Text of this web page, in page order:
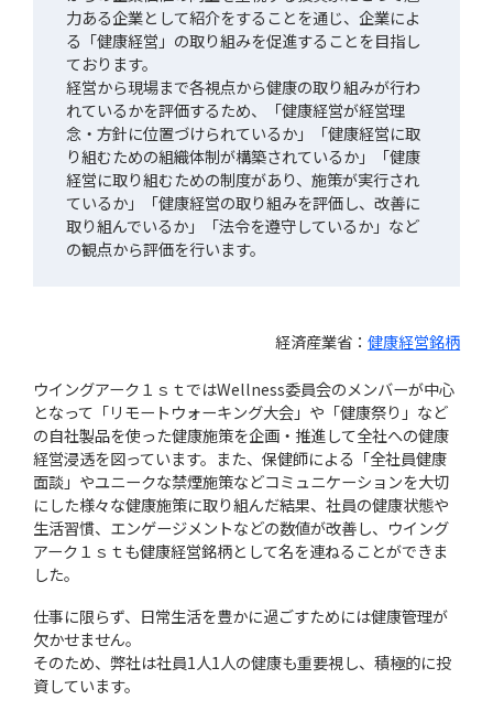
力ある企業として紹介をすることを通じ、企業によ
る「健康経営」の取り組みを促進することを目指し
ております。
経営から現場まで各視点から健康の取り組みが行わ
れているかを評価するため、「健康経営が経営理
念・方針に位置づけられているか」「健康経営に取
り組むための組織体制が構築されているか」「健康
経営に取り組むための制度があり、施策が実行され
ているか」「健康経営の取り組みを評価し、改善に
取り組んでいるか」「法令を遵守しているか」など
の観点から評価を行います。
経済産業省：健康経営銘柄
ウイングアーク１ｓｔではWellness委員会のメンバーが中心
となって「リモートウォーキング大会」や「健康祭り」など
の自社製品を使った健康施策を企画・推進して全社への健康
経営浸透を図っています。また、保健師による「全社員健康
面談」やユニークな禁煙施策などコミュニケーションを大切
にした様々な健康施策に取り組んだ結果、社員の健康状態や
生活習慣、エンゲージメントなどの数値が改善し、ウイング
アーク１ｓｔも健康経営銘柄として名を連ねることができま
した。
仕事に限らず、日常生活を豊かに過ごすためには健康管理が
欠かせません。
そのため、弊社は社員1人1人の健康も重要視し、積極的に投
資しています。